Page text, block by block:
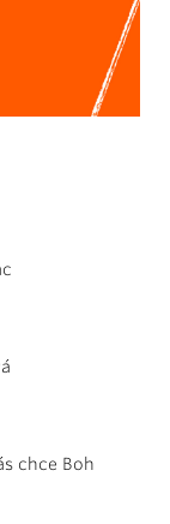
chce Boh